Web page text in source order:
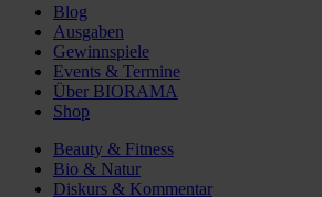
Blog
Ausgaben
Gewinnspiele
Events & Termine
Über BIORAMA
Shop
Beauty & Fitness
Bio & Natur
Diskurs & Kommentar